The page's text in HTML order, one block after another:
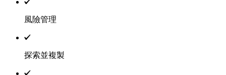
風險管理
探索並複製